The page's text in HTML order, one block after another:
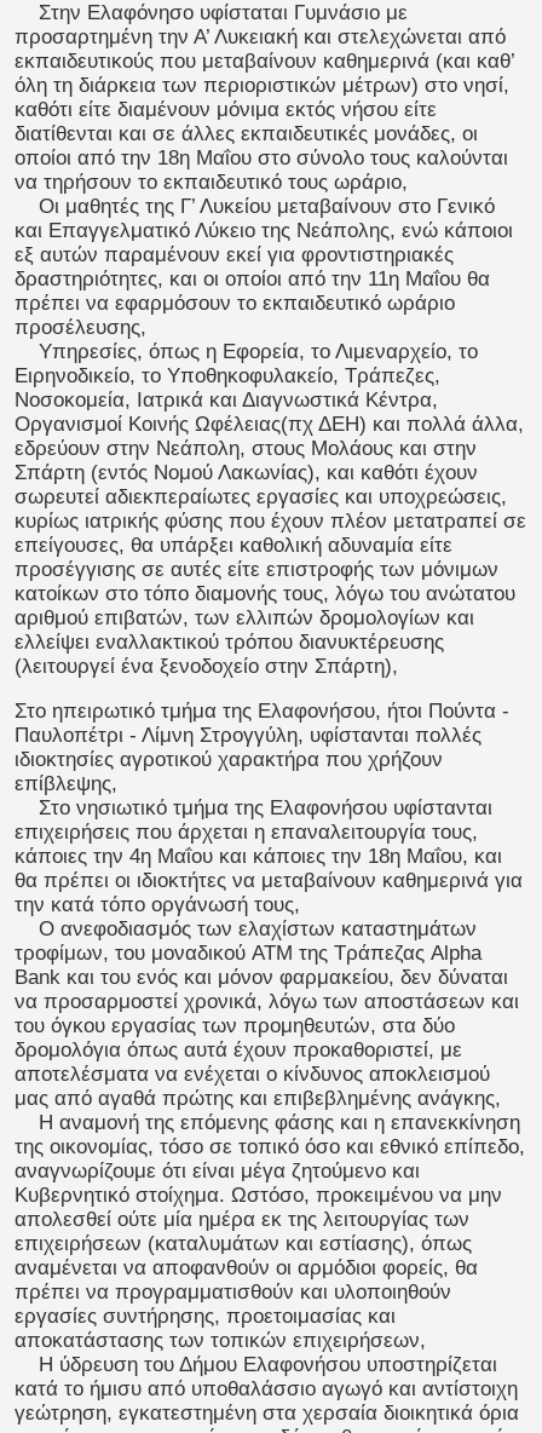
Στην Ελαφόνησο υφίσταται Γυμνάσιο με
προσαρτημένη την Α’ Λυκειακή και στελεχώνεται από
εκπαιδευτικούς που μεταβαίνουν καθημερινά (και καθ’
όλη τη διάρκεια των περιοριστικών μέτρων) στο νησί,
καθότι είτε διαμένουν μόνιμα εκτός νήσου είτε
διατίθενται και σε άλλες εκπαιδευτικές μονάδες, οι
οποίοι από την 18η Μαΐου στο σύνολο τους καλούνται
να τηρήσουν το εκπαιδευτικό τους ωράριο,
Οι μαθητές της Γ’ Λυκείου μεταβαίνουν στο Γενικό
και Επαγγελματικό Λύκειο της Νεάπολης, ενώ κάποιοι
εξ αυτών παραμένουν εκεί για φροντιστηριακές
δραστηριότητες, και οι οποίοι από την 11η Μαΐου θα
πρέπει να εφαρμόσουν το εκπαιδευτικό ωράριο
προσέλευσης,
Υπηρεσίες, όπως η Εφορεία, το Λιμεναρχείο, το
Ειρηνοδικείο, το Υποθηκοφυλακείο, Τράπεζες,
Νοσοκομεία, Ιατρικά και Διαγνωστικά Κέντρα,
Οργανισμοί Κοινής Ωφέλειας(πχ ΔΕΗ) και πολλά άλλα,
εδρεύουν στην Νεάπολη, στους Μολάους και στην
Σπάρτη (εντός Νομού Λακωνίας), και καθότι έχουν
σωρευτεί αδιεκπεραίωτες εργασίες και υποχρεώσεις,
κυρίως ιατρικής φύσης που έχουν πλέον μετατραπεί σε
επείγουσες, θα υπάρξει καθολική αδυναμία είτε
προσέγγισης σε αυτές είτε επιστροφής των μόνιμων
κατοίκων στο τόπο διαμονής τους, λόγω του ανώτατου
αριθμού επιβατών, των ελλιπών δρομολογίων και
ελλείψει εναλλακτικού τρόπου διανυκτέρευσης
(λειτουργεί ένα ξενοδοχείο στην Σπάρτη),
Στο ηπειρωτικό τμήμα της Ελαφονήσου, ήτοι Πούντα -
Παυλοπέτρι - Λίμνη Στρογγύλη, υφίστανται πολλές
ιδιοκτησίες αγροτικού χαρακτήρα που χρήζουν
επίβλεψης,
Στο νησιωτικό τμήμα της Ελαφονήσου υφίστανται
επιχειρήσεις που άρχεται η επαναλειτουργία τους,
κάποιες την 4η Μαΐου και κάποιες την 18η Μαΐου, και
θα πρέπει οι ιδιοκτήτες να μεταβαίνουν καθημερινά για
την κατά τόπο οργάνωσή τους,
Ο ανεφοδιασμός των ελαχίστων καταστημάτων
τροφίμων, του μοναδικού ATM της Τράπεζας Alpha
Bank και του ενός και μόνον φαρμακείου, δεν δύναται
να προσαρμοστεί χρονικά, λόγω των αποστάσεων και
του όγκου εργασίας των προμηθευτών, στα δύο
δρομολόγια όπως αυτά έχουν προκαθοριστεί, με
αποτελέσματα να ενέχεται ο κίνδυνος αποκλεισμού
μας από αγαθά πρώτης και επιβεβλημένης ανάγκης,
Η αναμονή της επόμενης φάσης και η επανεκκίνηση
της οικονομίας, τόσο σε τοπικό όσο και εθνικό επίπεδο,
αναγνωρίζουμε ότι είναι μέγα ζητούμενο και
Κυβερνητικό στοίχημα. Ωστόσο, προκειμένου να μην
απολεσθεί ούτε μία ημέρα εκ της λειτουργίας των
επιχειρήσεων (καταλυμάτων και εστίασης), όπως
αναμένεται να αποφανθούν οι αρμόδιοι φορείς, θα
πρέπει να προγραμματισθούν και υλοποιηθούν
εργασίες συντήρησης, προετοιμασίας και
αποκατάστασης των τοπικών επιχειρήσεων,
Η ύδρευση του Δήμου Ελαφονήσου υποστηρίζεται
κατά το ήμισυ από υποθαλάσσιο αγωγό και αντίστοιχη
γεώτρηση, εγκατεστημένη στα χερσαία διοικητικά όρια